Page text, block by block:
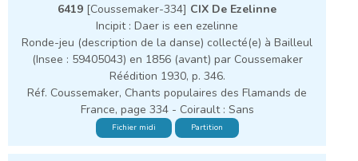
6419 [Coussemaker-334] CIX De Ezelinne
Incipit : Daer is een ezelinne
Ronde-jeu (description de la danse) collecté(e) à Bailleul
(Insee : 59405043) en 1856 (avant) par Coussemaker
Réédition 1930, p. 346.
Réf. Coussemaker, Chants populaires des Flamands de
France, page 334 - Coirault : Sans
Fichier midi Partition